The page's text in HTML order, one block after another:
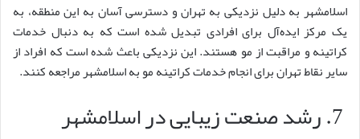
اسلامشهر به دلیل نزدیکی به تهران و دسترسی آسان به این منطقه، به
یک مرکز ایده‌آل برای افرادی تبدیل شده است که به دنبال خدمات
کراتینه و مراقبت از مو هستند. این نزدیکی باعث شده است که افراد از
سایر نقاط تهران برای انجام خدمات کراتینه مو به اسلامشهر مراجعه کنند.